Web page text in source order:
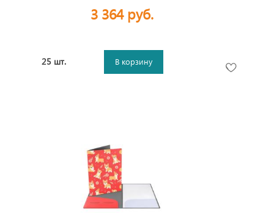
3 364 руб.
25 шт. В корзину